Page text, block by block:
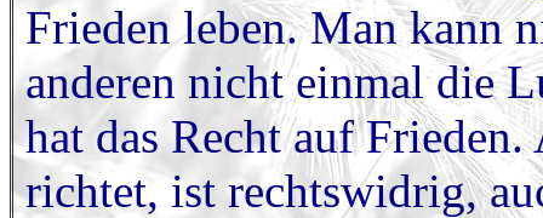
Frieden leben. Man kann
anderen nicht einmal die
hat das Recht auf
richtet, ist rechtswidrig,